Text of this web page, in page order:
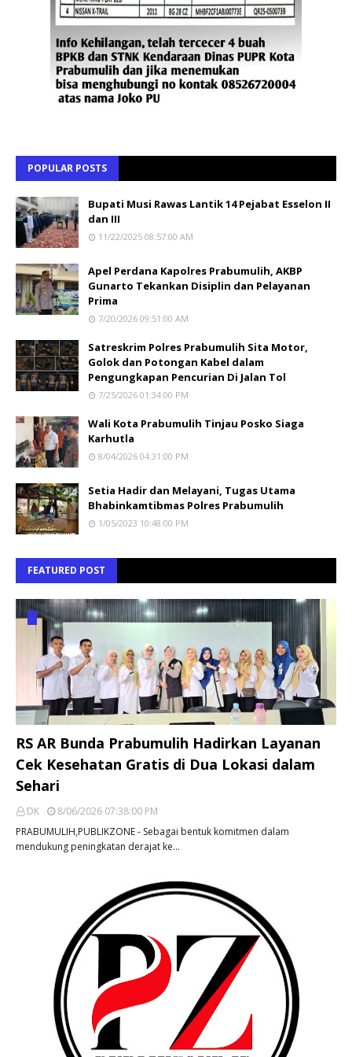
POPULAR POSTS
Bupati Musi Rawas Lantik 14 Pejabat Esselon II
dan III
11/22/2025 08:57:00 AM
Apel Perdana Kapolres Prabumulih, AKBP
Gunarto Tekankan Disiplin dan Pelayanan
Prima
7/20/2026 09:51:00 AM
Satreskrim Polres Prabumulih Sita Motor,
Golok dan Potongan Kabel dalam
Pengungkapan Pencurian Di Jalan Tol
7/25/2026 01:34:00 PM
Wali Kota Prabumulih Tinjau Posko Siaga
Karhutla
8/04/2026 04:31:00 PM
Setia Hadir dan Melayani, Tugas Utama
Bhabinkamtibmas Polres Prabumulih
1/05/2023 10:48:00 PM
FEATURED POST
RS AR Bunda Prabumulih Hadirkan Layanan
Cek Kesehatan Gratis di Dua Lokasi dalam
Sehari
DK
8/06/2026 07:38:00 PM
PRABUMULIH,PUBLIKZONE - Sebagai bentuk komitmen dalam
mendukung peningkatan derajat ke…